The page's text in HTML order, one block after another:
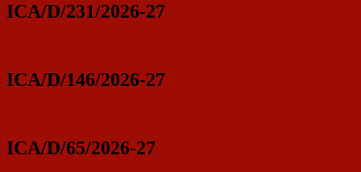
ICA/D/231/2026-27
ICA/D/146/2026-27
ICA/D/65/2026-27